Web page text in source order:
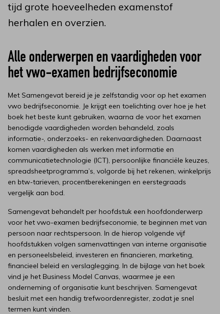
tijd grote hoeveelheden examenstof
herhalen en overzien.
Alle onderwerpen en vaardigheden voor
het vwo-examen bedrijfseconomie
Met Samengevat bereid je je zelfstandig voor op het examen
vwo bedrijfseconomie. Je krijgt een toelichting over hoe je het
boek het beste kunt gebruiken, waarna de voor het examen
benodigde vaardigheden worden behandeld, zoals
informatie-, onderzoeks- en rekenvaardigheden. Daarnaast
komen vaardigheden als werken met informatie en
communicatietechnologie (ICT), persoonlijke financiële keuzes,
spreadsheetprogramma’s, volgorde bij het rekenen, winkelprijs
en btw-tarieven, procentberekeningen en eerstegraads
vergelijk aan bod.
Samengevat behandelt per hoofdstuk een hoofdonderwerp
voor het vwo-examen bedrijfseconomie, te beginnen met van
persoon naar rechtspersoon. In de hierop volgende vijf
hoofdstukken volgen samenvattingen van interne organisatie
en personeelsbeleid, investeren en financieren, marketing,
financieel beleid en verslaglegging. In de bijlage van het boek
vind je het Business Model Canvas, waarmee je een
onderneming of organisatie kunt beschrijven. Samengevat
besluit met een handig trefwoordenregister, zodat je snel
termen kunt vinden.